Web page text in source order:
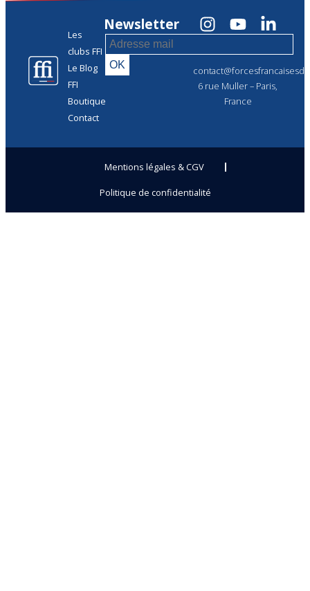
Les
clubs FFI
Le Blog
FFI
Boutique
Contact
6 rue Muller – Paris,
France
Newsletter
Mentions légales & CGV
Politique de confidentialité